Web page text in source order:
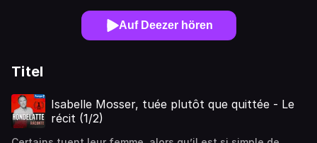
Auf Deezer hören
Titel
Isabelle Mosser, tuée plutôt que quittée - Le
récit (1/2)